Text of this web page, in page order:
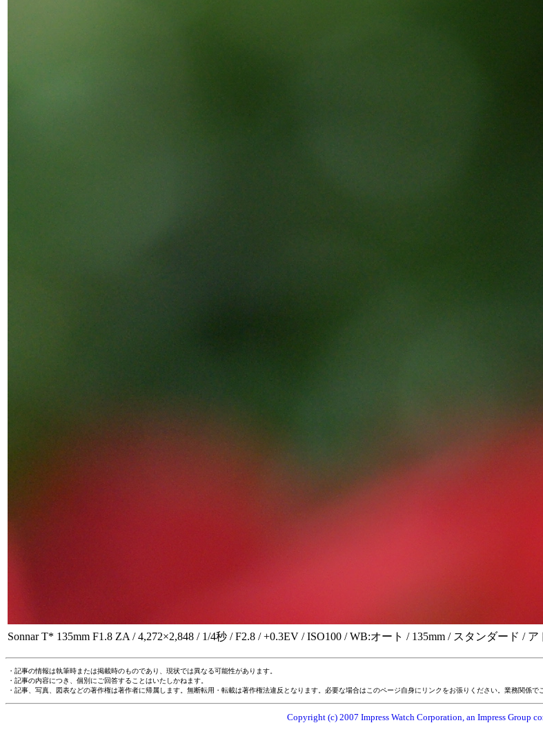
Sonnar T* 135mm F1.8 ZA / 4,272×2,848 / 1/4秒 / F2.8 / +0.3EV / ISO100 / WB:オート / 135mm / スタンダード /
・記事の情報は執筆時または掲載時のものであり、現状では異なる可能性があります。
・記事の内容につき、個別にご回答することはいたしかねます。
・記事、写真、図表などの著作権は著作者に帰属します。無断転用・転載は著作権法違反となります。必要な場合はこのページ自身にリンクをお張りください。業務関係で
Copyright (c) 2007 Impress Watch Corporation, an Impress Group